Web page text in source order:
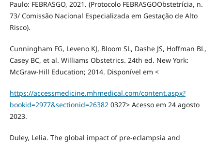
Paulo: FEBRASGO, 2021. (Protocolo FEBRASGOObstetrícia, n.
73/ Comissão Nacional Especializada em Gestação de Alto
Risco).
Cunningham FG, Leveno KJ, Bloom SL, Dashe JS, Hoffman BL,
Casey BC, et al. Williams Obstetrics. 24th ed. New York:
McGraw-Hill Education; 2014. Disponível em <
https://accessmedicine.mhmedical.com/content.aspx?
bookid=2977&sectionid=263820327> Acesso em 24 agosto
2023.
Duley, Lelia. The global impact of pre-eclampsia and